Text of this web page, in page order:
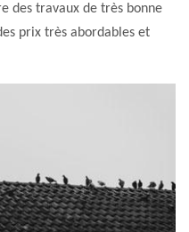
des travaux de très bonne
prix très abordables et